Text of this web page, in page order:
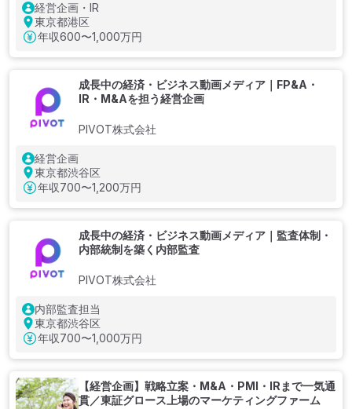
経営企画・IR
東京都港区
年収600〜1,000万円
成長中の経済・ビジネス動画メディア｜FP&A・
IR・M&Aを担う経営企画
PIVOT株式会社
経営企画
東京都渋谷区
年収700〜1,200万円
成長中の経済・ビジネス動画メディア｜監査体制・
内部統制を築く内部監査
PIVOT株式会社
内部監査担当
東京都渋谷区
年収700〜1,000万円
【経営企画】戦略立案・M&A・PMI・IRまで一気通
貫／東証グロース上場のマーケティングファーム